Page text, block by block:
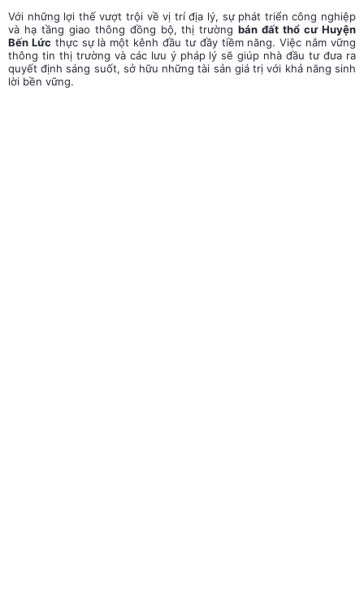
Với những lợi thế vượt trội về vị trí địa lý, sự phát triển công nghiệp
và hạ tầng giao thông đồng bộ, thị trườngbán đất thổ cư Huyện
Bến Lức thực sự là một kênh đầu tư đầy tiềm năng. Việc nắm vững
thông tin thị trường và các lưu ý pháp lý sẽ giúp nhà đầu tư đưa ra
quyết định sáng suốt, sở hữu những tài sản giá trị với khả năng sinh
lời bền vững.